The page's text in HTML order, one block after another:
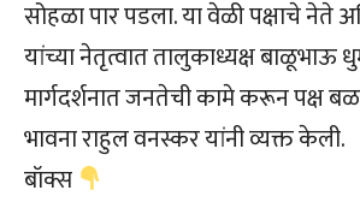
सोहळा पार पडला. या वेळी पक्षाचे नेते
यांच्या नेतृत्वात तालुकाध्यक्ष बाळूभाऊ
मार्गदर्शनात जनतेची कामे करून पक्ष
भावना राहुल वनस्कर यांनी व्यक्त केली.
बॉक्स